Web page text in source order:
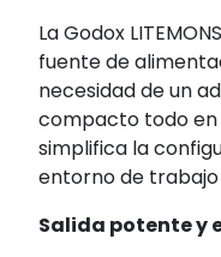
La Godox
fuente de
necesidad de un
compacto todo en
simplifica la
entorno de
Salida potente y